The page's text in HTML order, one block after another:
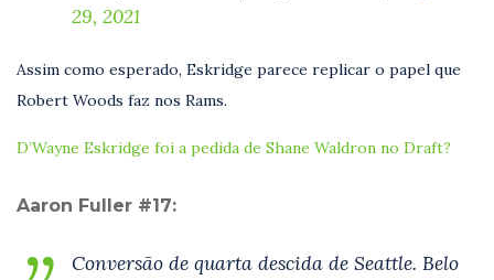
29, 2021
Assim como esperado, Eskridge parece replicar o papel que
Robert Woods faz nos Rams.
D’Wayne Eskridge foi a pedida de Shane Waldron no Draft?
Aaron Fuller #17:
Conversão de quarta descida de Seattle. Belo